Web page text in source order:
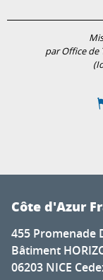
par Office de
Côte d'Azur
455 Promenade
Bâtiment
06203 NICE